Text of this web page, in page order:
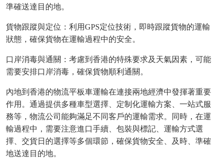
準確送達目的地。
貨物跟蹤與定位：利用GPS定位技術，即時跟蹤貨物的運輸
狀態，確保貨物在運輸過程中的安全。
口岸消毒與通關：考慮到香港的特殊要求及天氣因素，可能
需要安排口岸消毒，確保貨物順利通關。
內地到香港的物流平板車運輸在連接兩地經濟中發揮著重要
作用。通過提供多種車型選擇、定制化運輸方案、一站式服
務等，物流公司能夠滿足不同客戶的運輸需求。同時，在運
輸過程中，需要注意進口手續、包裝與標記、運輸方式選
擇、交貨日的選擇等多個環節，確保貨物安全、及時、準確
地送達目的地。